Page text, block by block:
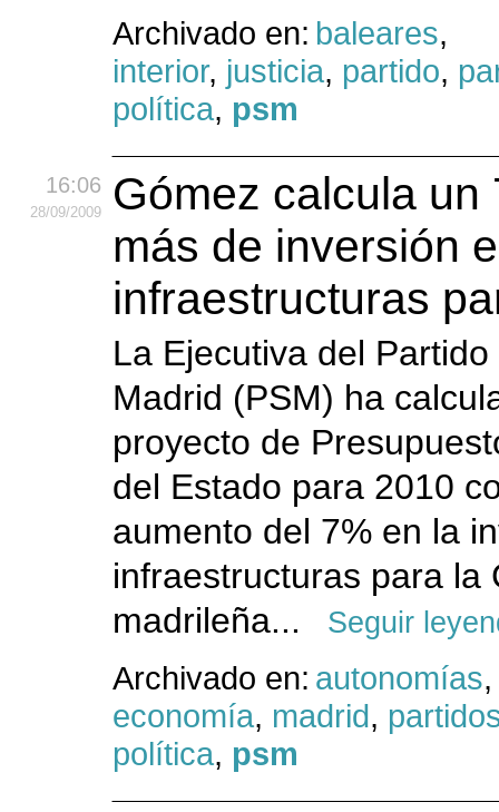
Archivado en: baleares,
interior, justicia, partido,
política, psm
16:06
28/09/2009
Gómez calcula un
más de inversión
infraestructuras
La Ejecutiva del
Madrid (PSM) ha
proyecto de
del Estado para 2010
aumento del 7% en la
infraestructuras para la
madrileña...
Seguir
Archivado en: autonomías,
economía, madrid,
política, psm